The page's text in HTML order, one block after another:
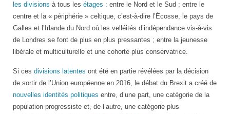
les divisions à tous les étages : entre le Nord et le Sud ; entre le
centre et la « périphérie » celtique, c’est-à-dire l’Écosse, le pays de
Galles et l’Irlande du Nord où les velléités d’indépendance vis-à-vis
de Londres se font de plus en plus pressantes ; entre la jeunesse
libérale et multiculturelle et une cohorte plus conservatrice.
Si ces divisions latentes ont été en partie révélées par la décision
de sortir de l’Union européenne en 2016, le débat du Brexit a créé de
nouvelles identités politiques entre, d’une part, une catégorie de la
population progressiste et, de l’autre, une catégorie plus